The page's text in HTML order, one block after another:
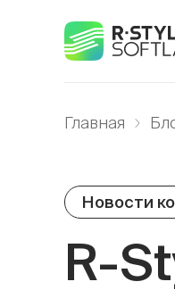
Главная
Новости
R-